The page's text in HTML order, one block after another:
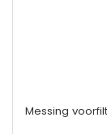
Messing